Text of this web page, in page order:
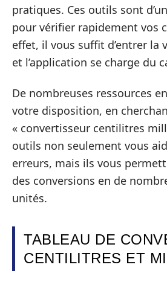
pratiques. Ces outils sont
pour vérifier rapidement vos
effet, il vous suffit d’entrer la
et l’application se charge du
De nombreuses ressources
votre disposition, en
« convertisseur centilitres
outils non seulement vous
erreurs, mais ils vous
des conversions en de
unités.
TABLEAU DE
CENTILITRES ET